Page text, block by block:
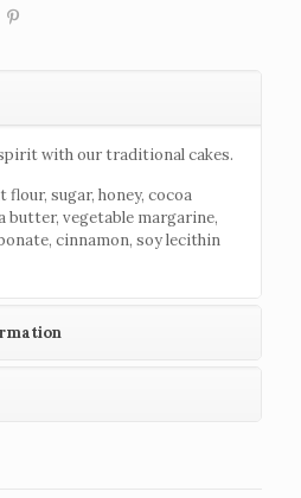
with our traditional cakes.
sugar, honey, cocoa
butter, vegetable margarine,
cinnamon, soy lecithin